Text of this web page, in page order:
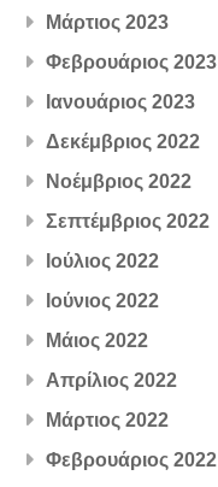
Μάρτιος 2023
Φεβρουάριος 2023
Ιανουάριος 2023
Δεκέμβριος 2022
Νοέμβριος 2022
Σεπτέμβριος 2022
Ιούλιος 2022
Ιούνιος 2022
Μάιος 2022
Απρίλιος 2022
Μάρτιος 2022
Φεβρουάριος 2022